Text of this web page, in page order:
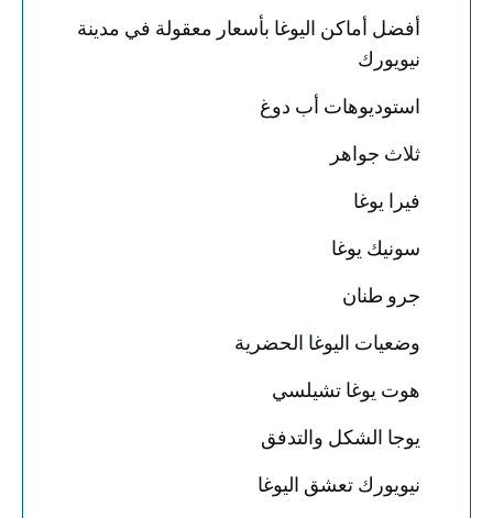
أفضل أماكن اليوغا بأسعار معقولة في مدينة
نيويورك
استوديوهات أب دوغ
ثلاث جواهر
فيرا يوغا
سونيك يوغا
جرو طنان
وضعيات اليوغا الحضرية
هوت يوغا تشيلسي
يوجا الشكل والتدفق
نيويورك تعشق اليوغا